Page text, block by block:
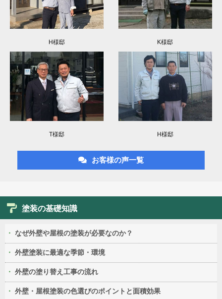
H様邸 K様邸
T様邸 H様邸
お客様の声一覧
塗装の基礎知識
なぜ外壁や屋根の塗装が必要なのか？
外壁塗装に最適な季節・環境
外壁の塗り替え工事の流れ
外壁・屋根塗装の色選びのポイントと面積効果